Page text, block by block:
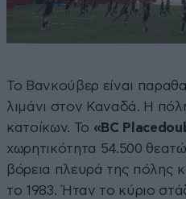
Το Βανκούβερ είναι
λιμάνι στον Καναδά. Η
κατοίκων. Το «ΒC
χωρητικότητα 54.500
βόρεια πλευρά της πόλης
το 1983. Ήταν το κύριο